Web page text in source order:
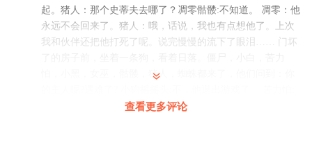
起。猪人：那个史蒂夫去哪了？凋零骷髅:不知道。 凋零：他
永远不会回来了。猪人：哦，话说，我也有点想他了。上次
我和伙伴还把他打死了呢。说完慢慢的流下了眼泪…… 门坏
怕，小黑，女巫，骷髅，猪人，蜘蛛都来了，他们问到：你
至少……我们还给他留下了一段美好的回忆…… 呵！回忆
查看更多评论